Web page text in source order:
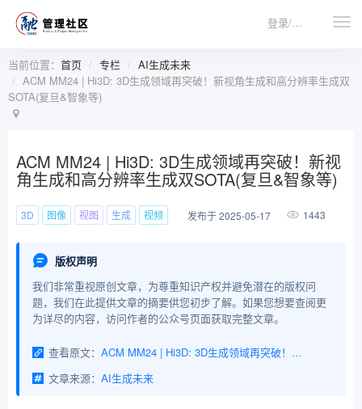
登录/注册
当前位置： 首页 专栏
AI生成未来
ACM MM24 | Hi3D: 3D生成领域再突破！新视角生成和高分辨率生成双
SOTA(复旦&智象等)
ACM MM24 | Hi3D: 3D生成领域再突破！新视
角生成和高分辨率生成双SOTA(复旦&智象等)
3D 图像 视图 生成 视频 发布于 2025-05-17 1443
版权声明
我们非常重视原创文章，为尊重知识产权并避免潜在的版权问
题，我们在此提供文章的摘要供您初步了解。如果您想要查阅更
为详尽的内容，访问作者的公众号页面获取完整文章。
查看原文：
ACM MM24 | Hi3D: 3D生成领域再突破！新视角生成和高分辨率生成双SOTA(复旦&智象等)
文章来源： AI生成未来